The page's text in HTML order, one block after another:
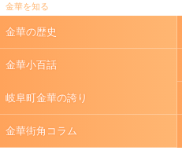
金華を知る
金華の歴史
金華小百話
岐阜町金華の誇り
金華街角コラム